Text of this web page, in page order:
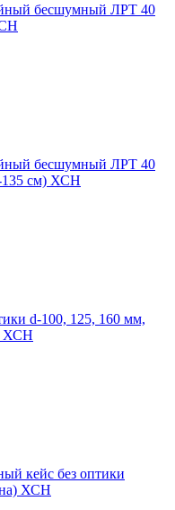
бесшумный ЛРТ 40
бесшумный ЛРТ 40
135 см) ХСН
d-100, 125, 160 мм,
ХСН
кейс без оптики
ХСН